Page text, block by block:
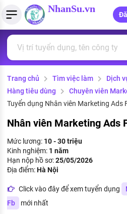
NhanSu.vn
Tìm việc làm
Việc làm ngành luật
Việc làm lương cao
Việc làm tốt nhất
CÔNG TY
Danh sách nhà tuyển dụng
Nhà tuyển dụng hàng đầu
Quản lý CV
Tải CV lên
Tạo CV trực tuyến
Mẫu CV đơn giản
Tính lương Gross - Net
Tính thuế thu nhập cá nhân
Tính trợ cấp thất nghiệp
PHÁP LUẬT VIỆT NAM
Văn bản pháp luật
Chính sách mới
PHÁP LUẬT LAO ĐỘNG
Lao động và tiền lương
Bảo hiểm và phúc lợi
Thuế thu nhập
Hồ sơ biểu mẫu
Trang chủ Tìm việc làm
Dịch
Hàng tiêu dùng
Chuyên viên
Tuyển dụng Nhân viên Marketing Ads
Nhân viên Marketing Ads
Mức lương: 10 - 30 triệu
Kinh nghiệm: 1 năm
Hạn nộp hồ sơ:25/05/2026
Địa điểm:Hà Nội
Click vào đây để xem tuyển dụng
Fb
mới nhất